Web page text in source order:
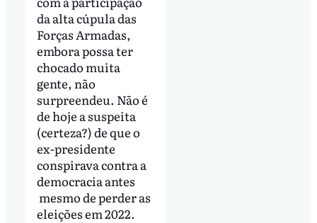
da alta cúpula das
Forças Armadas,
embora possa ter
chocado muita
gente, não
surpreendeu. Não é
de hoje a suspeita
(certeza?) de que o
ex-presidente
conspirava contra a
democracia antes
mesmo de perder as
eleições em 2022.